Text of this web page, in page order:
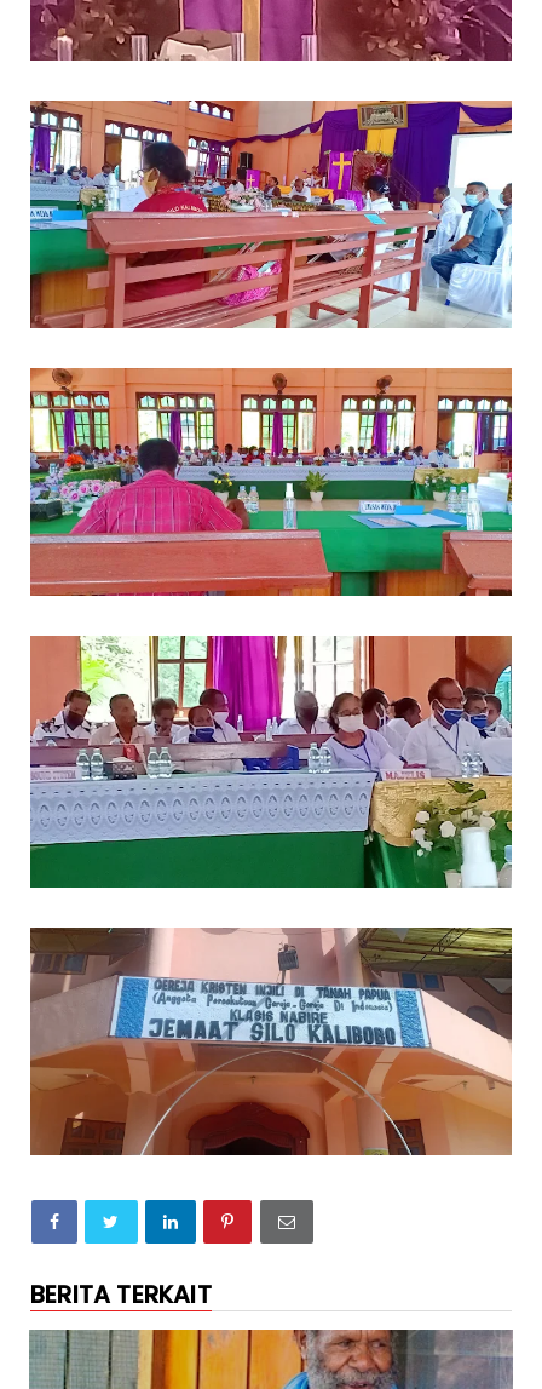
BERITA TERKAIT